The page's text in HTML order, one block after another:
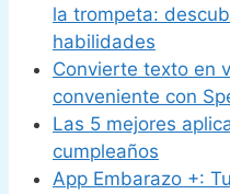
la trompeta:
habilidades
Convierte texto en
conveniente con
Las 5 mejores
cumpleaños
App Embarazo +: